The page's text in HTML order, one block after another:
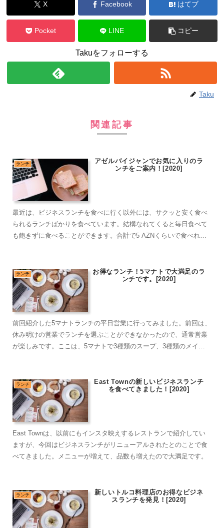
X Facebook はてブ
Pocket LINE コピー
Takuをフォローする
Taku
関連記事
ランチ
アゼルバイジャンでお気に入りのラ
ンチをご案内！[2020]
最近は、ビジネスランチを食べに行く以外には、サクッと安く食べ
られるランチばかりを食べています。結構なれてくると毎日食べて
も飽きずに食べることができます。合計で5 AZNくらいで食べれる
ランチ
お得なランチ！5マナトで大満足のラ
ンチです。[2020]
前回紹介した5マナトランチの平日営業に行ってみました。前回は、
休み明けの営業でランチを選ぶことができなかったので、通常営業
が楽しみです。ここは、5マナトで3種類のスープ、3種類のメイン
ランチ
East Townの新しいビジネスランチ
を食べてきました！[2020]
East Townは、以前にもインスタ映えするレストランで紹介してい
ますが、今回はビジネスランチがリニューアルされたとのことで食
べてきました。メニューが増えて、品数も増えたので大満足です。
ランチ
新しいトルコ料理店のお得なビジネ
スランチを発見！[2020]